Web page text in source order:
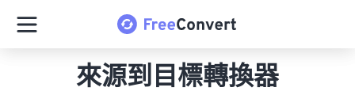
來源到目標轉換器